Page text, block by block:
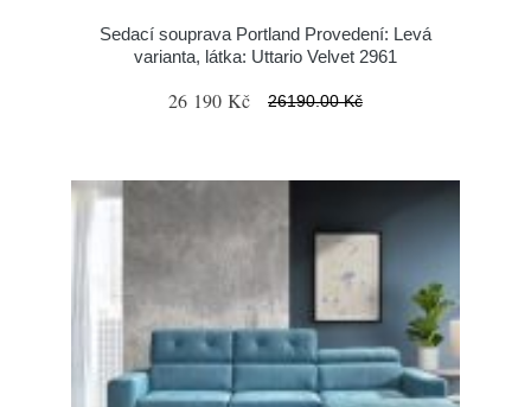
Sedací souprava Portland Provedení: Levá
varianta, látka: Uttario Velvet 2961
26 190 Kč 26190.00 Kč